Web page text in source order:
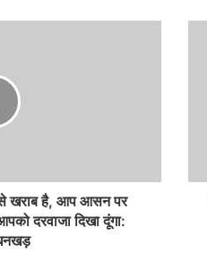
खराब है, आप आसन पर
दरवाजा दिखा दूंगा: